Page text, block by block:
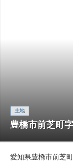
土地
豊橋市前芝町
愛知県豊橋市前芝